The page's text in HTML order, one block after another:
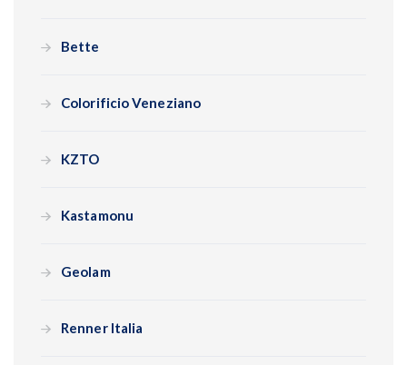
Bette
Colorificio Veneziano
KZTO
Kastamonu
Geolam
Renner Italia